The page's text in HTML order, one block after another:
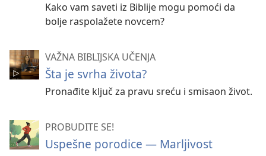
Kako vam saveti iz Biblije mogu pomoći da
bolje raspolažete novcem?
VAŽNA BIBLIJSKA UČENJA
Šta je svrha života?
Pronađite ključ za pravu sreću i smisaon život.
PROBUDITE SE!
Uspešne porodice — Marljivost